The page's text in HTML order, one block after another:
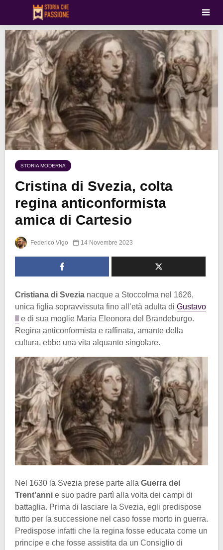
STORIA MODERNA
Cristina di Svezia, colta
regina anticonformista
amica di Cartesio
Federico Vigo 14 Novembre 2023
Cristiana di Svezia nacque a Stoccolma nel 1626,
unica figlia sopravvissuta fino all’età adulta di Gustavo
e di sua moglie Maria Eleonora del Brandeburgo.
Regina anticonformista e raffinata, amante della
cultura, ebbe una vita alquanto singolare.
Nel 1630 la Svezia prese parte alla Guerra dei
Trent’anni e suo padre partì alla volta dei campi di
battaglia. Prima di lasciare la Svezia, egli predispose
tutto per la successione nel caso fosse morto in guerra.
Predispose infatti che la regina fosse educata come un
principe e che fosse assistita da un Consiglio di